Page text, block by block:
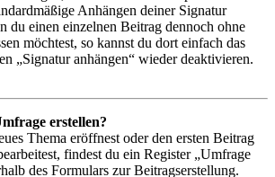
Anhängen deiner Signatur
du einen einzelnen Beitrag dennoch ohne
möchtest, so kannst du dort einfach das
„Signatur anhängen“ wieder deaktivieren.
erstellen?
Thema eröffnest oder den ersten Beitrag
findest du ein Register „Umfrage
des Formulars zur Beitragserstellung.